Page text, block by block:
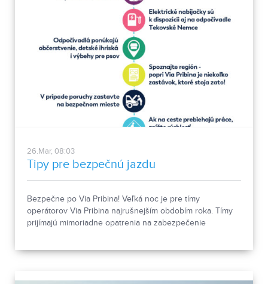
26.Mar, 08:03
Tipy pre bezpečnú jazdu
Bezpečne po Via Pribina! Veľká noc je pre tímy
operátorov Via Pribina najrušnejším obdobím roka. Tímy
prijímajú mimoriadne opatrenia na zabezpečenie